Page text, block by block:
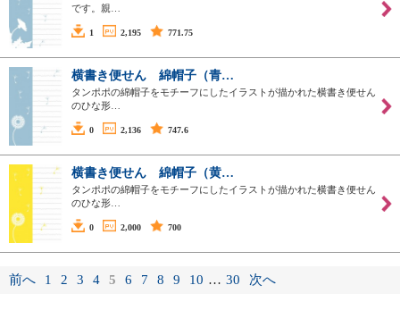
です。親…
1 2,195 771.75
横書き便せん 綿帽子（青…
タンポポの綿帽子をモチーフにしたイラストが描かれた横書き便せん
のひな形…
0 2,136 747.6
横書き便せん 綿帽子（黄…
タンポポの綿帽子をモチーフにしたイラストが描かれた横書き便せん
のひな形…
0 2,000 700
前へ 1 2 3 4 5 6 7 8 9 10 … 30 次へ